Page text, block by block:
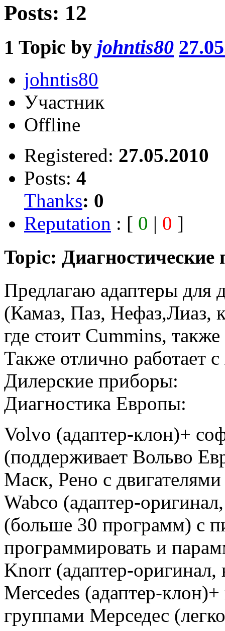
Posts: 12
1 Topic by johntis80
johntis80
Участник
Offline
Registered: 27.05.2010
Posts: 4
Thanks: 0
Reputation : [ 0 | 0 ]
Topic:
Предлагаю адаптеры для
(Камаз, Паз, Нефаз,Лиаз,
где стоит Cummins,
Также отлично работает
Дилерские приборы:
Диагностика Европы:
Volvo (адаптер-клон)+
(поддерживает Вольво
Маск, Рено с
Wabco (адаптер-
(больше 30 программ) с
программировать и
Knorr (адаптер-оригинал,
Mercedes (адаптер-
группами Мерседес